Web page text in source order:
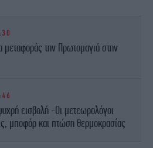
την Πρωτομαγιά στην
εισβολή -Οι μετεωρολόγοι
μποφόρ και πτώση θερμοκρασίας